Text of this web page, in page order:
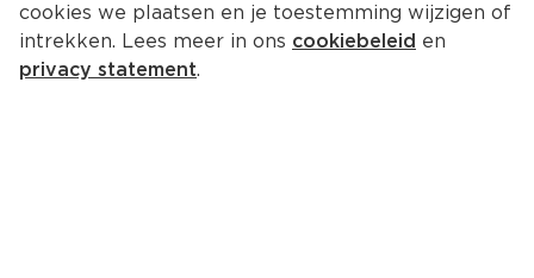
cookies we plaatsen en je toestemming wijzigen of
intrekken. Lees meer in ons cookiebeleid en
privacy statement.